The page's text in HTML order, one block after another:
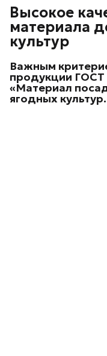
Высокое
материала
культур
Важным
продукции ГОСТ
«Материал
ягодных